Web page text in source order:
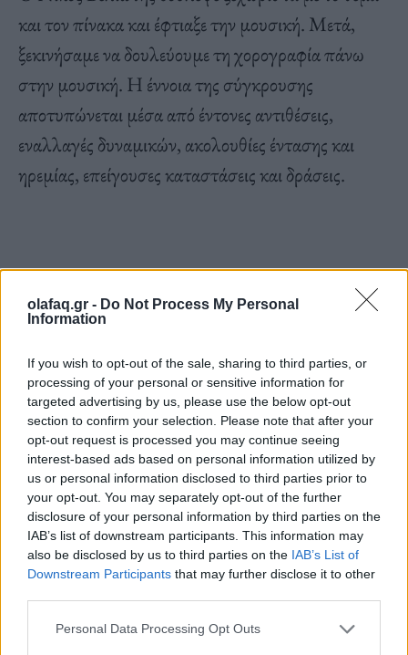
olafaq.gr - Do Not Process My Personal
Information
If you wish to opt-out of the sale, sharing to third parties, or
processing of your personal or sensitive information for
targeted advertising by us, please use the below opt-out
section to confirm your selection. Please note that after your
opt-out request is processed you may continue seeing
interest-based ads based on personal information utilized by
us or personal information disclosed to third parties prior to
your opt-out. You may separately opt-out of the further
disclosure of your personal information by third parties on the
IAB’s list of downstream participants. This information may
also be disclosed by us to third parties on the IAB’s List of
Downstream Participants that may further disclose it to other
Personal Data Processing Opt Outs
και τον πίνακα και έφτιαξε την μουσική. Μετά,
ξεκινήσαμε να δουλεύουμε τη χορογραφία πάνω
στην μουσική. Η έννοια της σύγκρουσης
αποτυπώνεται μέσα από έντονες αντιθέσεις,
εναλλαγές δυναμικών, ακολουθίες έντασης και
ηρεμίας, επείγουσες καταστάσεις και δράσεις.
– Μπορείτε να μας εξηγήσετε τη σημασία των
αντίθετων πόλων όπως το χάος και η αρμονία, η
σύγκρουση και η σύμπνοια, η ένταση και η ηρεμία
στην παράσταση σας;
Δουλεύουμε με αντίθετες καταστάσεις
προσεγγίζοντας έτσι την έννοια της σύγκρουσης,
της μάχης, του πολέμου. Υπάρχουν εναλλαγές
από καταστάσεις ηρεμίας σε έντονες συνθήκες
σύγκρουσης και χάους. Η ατμόσφαιρα που
δημιουργείται εναλλάσσεται, υπάρχουν σκηνές
που η ενέργεια φορτίζεται για να εκτονωθεί, μένει
μετέωρη, απλώνεται στο χώρο και το χρόνο,